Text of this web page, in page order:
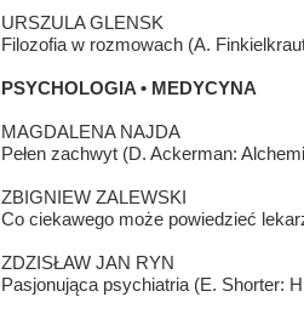
URSZULA GLENSK
Filozofia w rozmowach (A.
PSYCHOLOGIA • MEDYCYNA
MAGDALENA NAJDA
Pełen zachwyt (D. Ackerman:
ZBIGNIEW ZALEWSKI
Co ciekawego może powiedzieć
ZDZISŁAW JAN RYN
Pasjonująca psychiatria (E. Shorter: